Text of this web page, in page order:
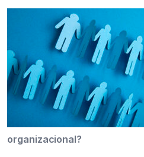
organizacional?